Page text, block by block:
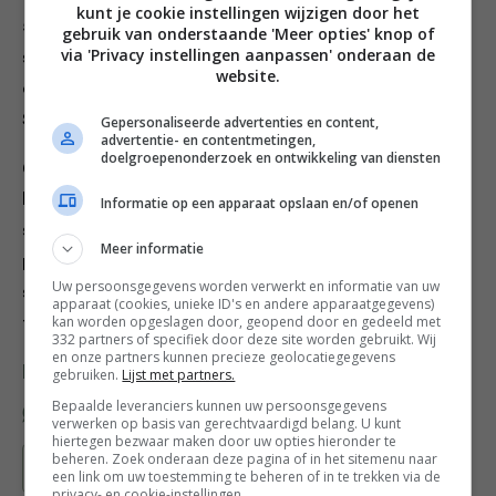
5. Doe de soep in porties in een blender en pureer de
soep glad. Voeg nog wat bouillon toe als de soep te
dik is en voeg naar smaak nog wat zout en peper toe.
Schep de soep in kommen.
6. Smelt voor de salieboter de boter in een hete
koekenpan. Strooi zodra de boter schuimt de gehakte
salie erin en bak deze een paar seconden mee. Haal de
pan van het vuur en voeg het citroensap toe. Schep de
salieboter direct in de kommen soep. Bestrooi de soep
tot slot met wat pompoenpitten en serveer meteen.
Deel dit recept
Bewaar recept
kunt je cookie instellingen wijzigen door het
gebruik van onderstaande 'Meer opties' knop of
via 'Privacy instellingen aanpassen' onderaan de
website.
Gepersonaliseerde advertenties en content,
advertentie- en contentmetingen,
doelgroepenonderzoek en ontwikkeling van diensten
Informatie op een apparaat opslaan en/of openen
Meer informatie
Uw persoonsgegevens worden verwerkt en informatie van uw
apparaat (cookies, unieke ID's en andere apparaatgegevens)
kan worden opgeslagen door, geopend door en gedeeld met
332 partners of specifiek door deze site worden gebruikt. Wij
en onze partners kunnen precieze geolocatiegegevens
gebruiken. Lijst met partners.
Bepaalde leveranciers kunnen uw persoonsgegevens
verwerken op basis van gerechtvaardigd belang. U kunt
hiertegen bezwaar maken door uw opties hieronder te
beheren. Zoek onderaan deze pagina of in het sitemenu naar
een link om uw toestemming te beheren of in te trekken via de